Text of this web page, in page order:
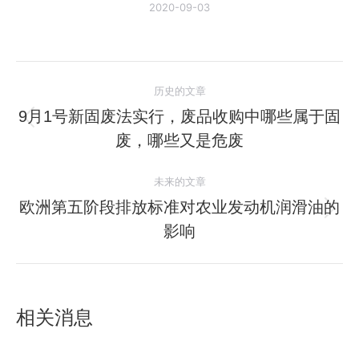
2020-09-03
章
历史的文章
历
史
章：
9月1号新固废法实行，废品收购中哪些属于固
废，哪些又是危废
未来的文章
未
来
的
欧洲第五阶段排放标准对农业发动机润滑油的
影响
相关消息